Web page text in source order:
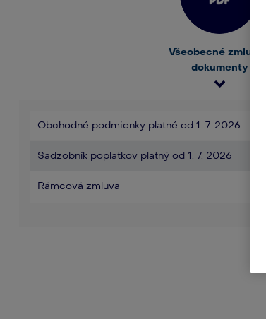
Všeobecné zmluvné
dokumenty
​​Obchodné podmienky platné od 1. 7. 2026
Sadzobník poplatkov platný od 1. 7. 2026
Rámcová zmluva